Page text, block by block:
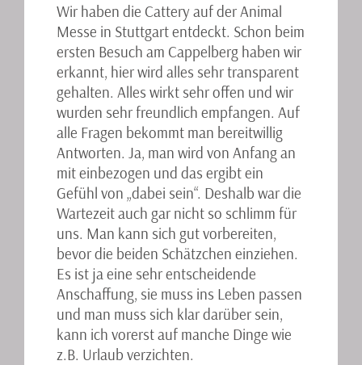
Wir haben die Cattery auf der Animal
Messe in Stuttgart entdeckt. Schon beim
ersten Besuch am Cappelberg haben wir
erkannt, hier wird alles sehr transparent
gehalten. Alles wirkt sehr offen und wir
wurden sehr freundlich empfangen. Auf
alle Fragen bekommt man bereitwillig
Antworten. Ja, man wird von Anfang an
mit einbezogen und das ergibt ein
Gefühl von „dabei sein“. Deshalb war die
Wartezeit auch gar nicht so schlimm für
uns. Man kann sich gut vorbereiten,
bevor die beiden Schätzchen einziehen.
Es ist ja eine sehr entscheidende
Anschaffung, sie muss ins Leben passen
und man muss sich klar darüber sein,
kann ich vorerst auf manche Dinge wie
z.B. Urlaub verzichten.